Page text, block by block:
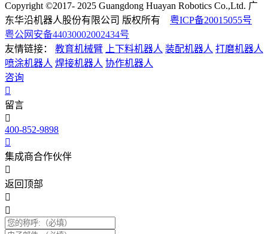
Copyright ©2017- 2025 Guangdong Huayan Robotics Co.,Ltd. 广
东华沿机器人股份有限公司 版权所有 粤ICP备20015055号
粤公网安备44030002002434号
友情链接：
教育机械臂 上下料机器人 装配机器人 打磨机器人
喷涂机器人 焊接机器人 协作机器人
咨询
留言
400-852-9898
集成商合作伙伴
返回顶部